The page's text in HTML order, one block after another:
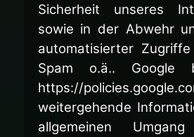
Sicherheit unseres
sowie in der Abwehr
automatisierter
Spam o.ä.. Google
https://
weitergehende
allgemeinen